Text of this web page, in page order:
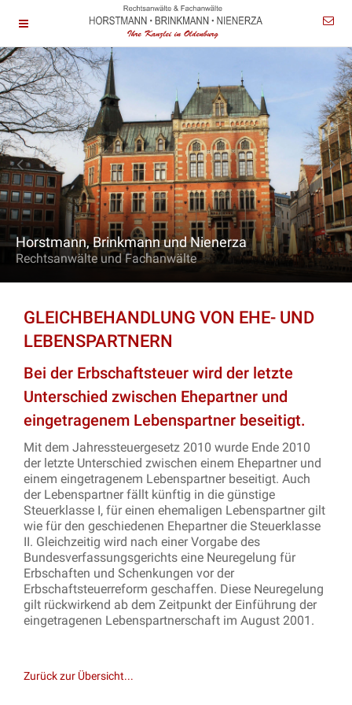
Horstmann, Brinkmann und Nienerza
Rechtsanwälte und Fachanwälte
GLEICHBEHANDLUNG VON EHE- UND
LEBENSPARTNERN
Bei der Erbschaftsteuer wird der letzte
Unterschied zwischen Ehepartner und
eingetragenem Lebenspartner beseitigt.
Mit dem Jahressteuergesetz 2010 wurde Ende 2010
der letzte Unterschied zwischen einem Ehepartner und
einem eingetragenem Lebenspartner beseitigt. Auch
der Lebenspartner fällt künftig in die günstige
Steuerklasse I, für einen ehemaligen Lebenspartner gilt
wie für den geschiedenen Ehepartner die Steuerklasse
II. Gleichzeitig wird nach einer Vorgabe des
Bundesverfassungsgerichts eine Neuregelung für
Erbschaften und Schenkungen vor der
Erbschaftsteuerreform geschaffen. Diese Neuregelung
gilt rückwirkend ab dem Zeitpunkt der Einführung der
eingetragenen Lebenspartnerschaft im August 2001.
Zurück zur Übersicht...